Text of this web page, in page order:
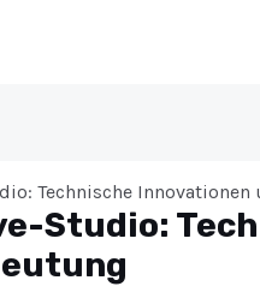
Technische
Studio: